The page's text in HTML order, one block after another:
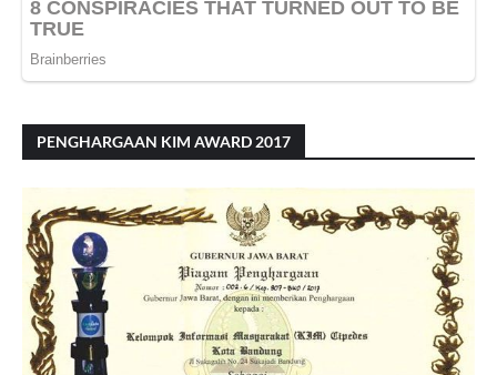
PENGHARGAAN KIM AWARD 2017